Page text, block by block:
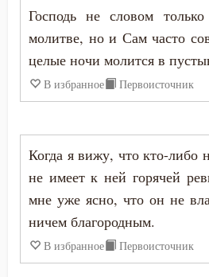
Смысл жизни
Снисхождение
Соблазн
Совесть
Сокрушение
Состояние души после
Господь не словом только
молитве, но и Сам часто
целые ночи молится в
В избранное Первоисточник
Когда я вижу, что кто-либо
не имеет к ней горячей
мне уже ясно, что он не
ничем благородным.
В избранное Первоисточник